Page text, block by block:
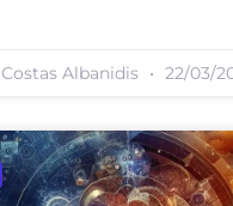
Costas Albanidis 22/03/